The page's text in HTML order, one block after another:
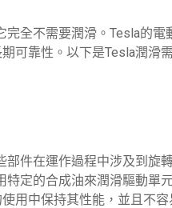
全不需要潤滑。Tesla的電
可靠性。以下是Tesla潤滑
件在運作過程中涉及到旋
定的合成油來潤滑驅動單
用中保持其性能，並且不容